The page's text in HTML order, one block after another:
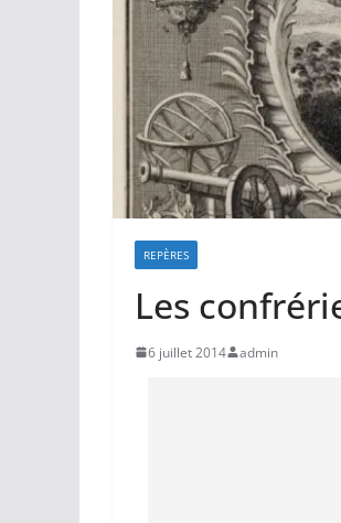
REPÈRES
Les
6 juillet 2014 admin